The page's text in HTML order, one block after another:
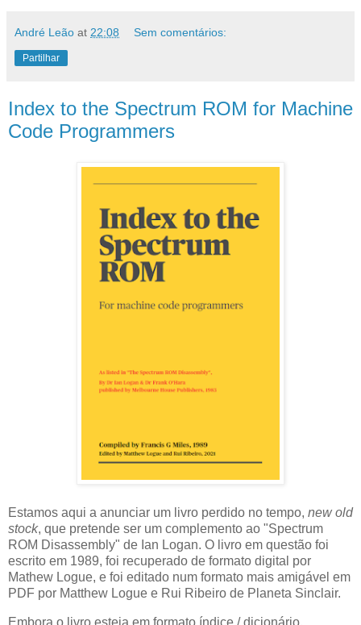
André Leão at 22:08 Sem comentários:
Partilhar
Index to the Spectrum ROM for Machine
Code Programmers
Estamos aqui a anunciar um livro perdido no tempo, new old
stock, que pretende ser um complemento ao "Spectrum
ROM Disassembly" de Ian Logan. O livro em questão foi
escrito em 1989, foi recuperado de formato digital por
Mathew Logue, e foi editado num formato mais amigável em
PDF por Matthew Logue e Rui Ribeiro de Planeta Sinclair.
Embora o livro esteja em formato índice / dicionário,